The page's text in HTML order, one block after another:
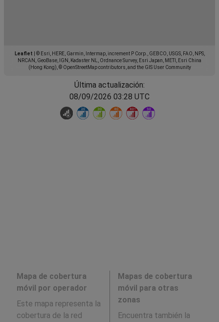
Leaflet
© Esri, HERE, Garmin, Intermap, increment P Corp., GEBCO, USGS, FAO, NPS,
NRCAN, GeoBase, IGN, Kadaster NL, Ordnance Survey, Esri Japan, METI, Esri China
(Hong Kong), © OpenStreetMap contributors, and the GIS User Community
Última actualización:
08/09/2026 03:28 UTC
Mapa de cobertura
móvil por operador
Este mapa representa la
cobertura de la red
Mapas de cobertura
móvil para otras
zonas
Encuentra también la